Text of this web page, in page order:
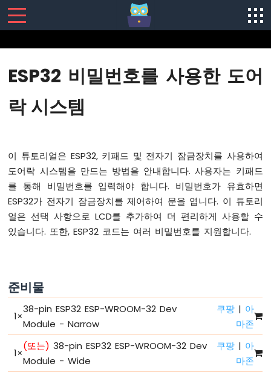
ESP32
소
어
설
치
ESP32
-
하
드
비
ESP32
안
상
ESP32 비밀번호를 사용한 도어
락 시스템
이 튜토리얼은 ESP32, 키패드 및 전자기 잠금장치를 사용하여
도어락 시스템을 만드는 방법을 안내합니다. 사용자는 키패드
를 통해 비밀번호를 입력해야 합니다. 비밀번호가 유효하면
ESP32가 전자기 잠금장치를 제어하여 문을 엽니다. 이 튜토리
얼은 선택 사항으로 LCD를 추가하여 더 편리하게 사용할 수
있습니다. 또한, ESP32 코드는 여러 비밀번호를 지원합니다.
준비물
1×
38-pin ESP32 ESP-WROOM-32 Dev
Module - Narrow
쿠팡 | 아
마존
1×
(또는) 38-pin ESP32 ESP-WROOM-32 Dev
Module - Wide
쿠팡 | 아
마존